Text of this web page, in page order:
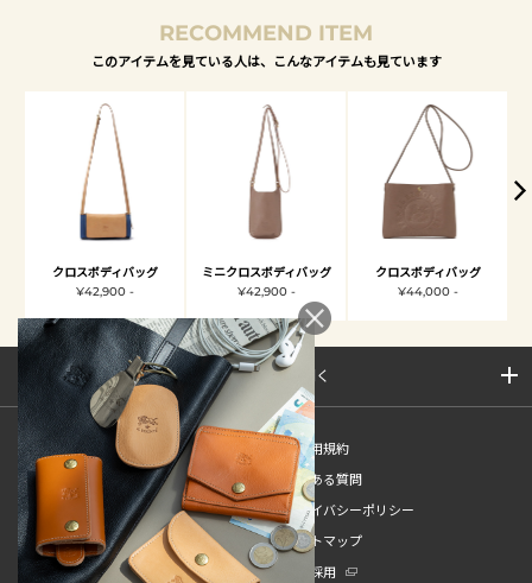
RECOMMEND ITEM
このアイテムを見ている人は、こんなアイテムも見ています
クロスボディバッグ
¥42,900 -
ミニクロスボディバッグ
¥42,900 -
クロスボディバッグ
¥44,000 -
サイトマップを開く
新規会員登録
ご利用規約
ご利用ガイド
よくある質問
特定商取引法
プライバシーポリシー
お問い合わせ
サイトマップ
販売スタッフ中途採用
新卒採用